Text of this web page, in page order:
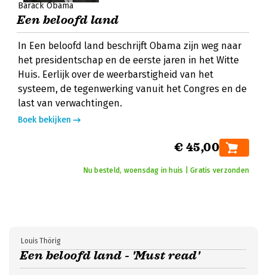
Barack Obama
Een beloofd land
In Een beloofd land beschrijft Obama zijn weg naar
het presidentschap en de eerste jaren in het Witte
Huis. Eerlijk over de weerbarstigheid van het
systeem, de tegenwerking vanuit het Congres en de
last van verwachtingen.
Boek bekijken
€ 45,00
Nu besteld, woensdag in huis | Gratis verzonden
Een beloofd land - 'Must read'
Louis Thörig